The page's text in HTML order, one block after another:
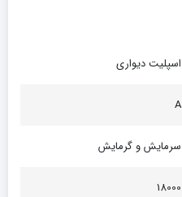
اسپلیت دیواری
A
سرمایش و گرمایش
18000